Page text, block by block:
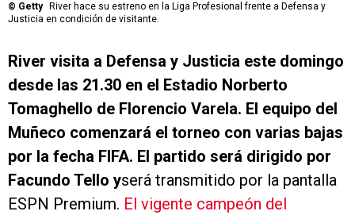
© Getty
River hace su estreno en la Liga Profesional frente a Defensa y
Justicia en condición de visitante.
River visita a Defensa y Justicia este domingo
desde las 21.30 en el Estadio Norberto
Tomaghello de Florencio Varela. El equipo del
Muñeco comenzará el torneo con varias bajas
por la fecha FIFA. El partido será dirigido por
Facundo Tello yserá transmitido por la pantalla
ESPN Premium. El vigente campeón del